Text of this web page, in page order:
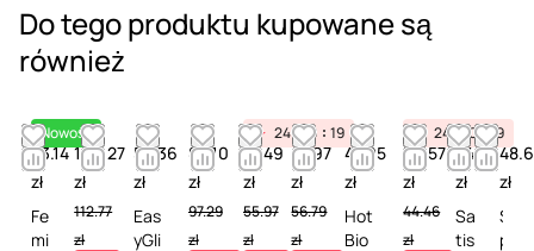
Do tego produktu kupowane są
również
Nowość
53.14
zł
Fe
mi
106.27
zł
112.77
zł
58.36
zł
Eas
yGli
86.10
zł
97.29
zł
24 10 19
51.49
zł
55.97
zł
47.97
zł
56.79
zł
47.05
zł
Hot
Bio
24 10 19
39.57
zł
44.46
zł
44.28
zł
Sa
tis
zł
S
p